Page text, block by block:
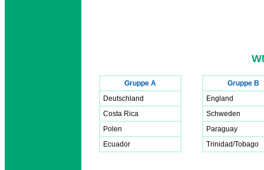
Gruppe A
Deutschland
Costa Rica
Polen
Ecuador
Gruppe B
England
Schweden
Paraguay
Trinidad/Tobago